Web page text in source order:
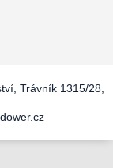
Trávník 1315/28,